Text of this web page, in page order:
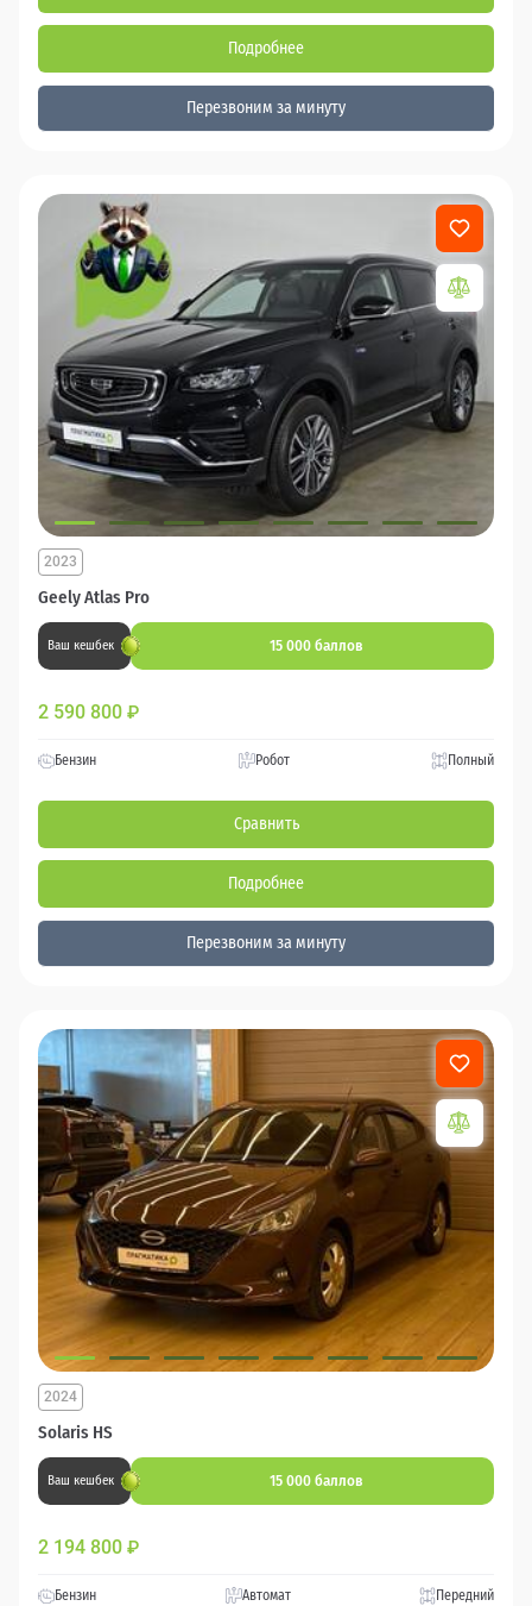
Подробнее
Перезвоним за минуту
Geely Atlas Pro
2023
Ваш кешбек 15 000 баллов
2 590 800 ₽
Бензин Робот Полный
Сравнить
Подробнее
Перезвоним за минуту
Solaris HS
2024
Ваш кешбек 15 000 баллов
2 194 800 ₽
Бензин Автомат Передний